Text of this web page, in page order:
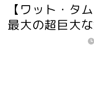
【ワット・タ
最大の超巨大